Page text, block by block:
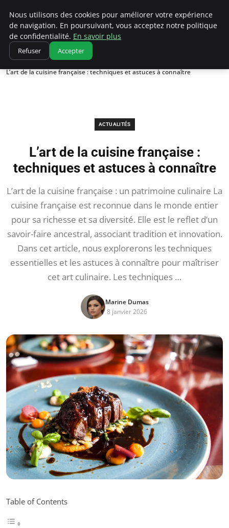
Correze Co
Accueil
Actualités
L’art de la cuisine française : techniques et astuces à connaître
ACTUALITÉS
L’art de la cuisine française :
techniques et astuces à connaître
L’art de la cuisine française : un patrimoine culinaire La
cuisine française est reconnue dans le monde entier
pour sa richesse et sa diversité. Elle est le reflet d’un
savoir-faire ancestral, associant tradition et innovation.
Dans cet article, nous explorerons les techniques
essentielles et les astuces à connaître pour maîtriser
cet art culinaire. Les techniques …
Marine Dumas
8 janvier 2026
Table of Contents
Nous utilisons des cookies pour améliorer votre expérience
de navigation. En poursuivant, vous acceptez notre politique
de confidentialité. En savoir plus
Refuser Accepter